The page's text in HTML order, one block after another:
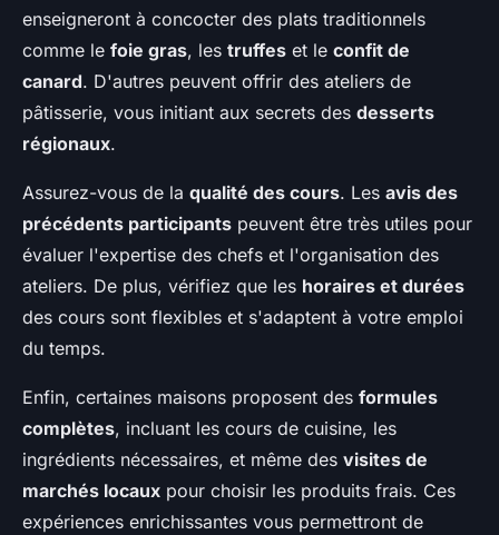
enseigneront à concocter des plats traditionnels
comme le foie gras, les truffes et le confit de
canard. D'autres peuvent offrir des ateliers de
pâtisserie, vous initiant aux secrets des desserts
régionaux.
Assurez-vous de la qualité des cours. Les avis des
précédents participants peuvent être très utiles pour
évaluer l'expertise des chefs et l'organisation des
ateliers. De plus, vérifiez que les horaires et durées
des cours sont flexibles et s'adaptent à votre emploi
du temps.
Enfin, certaines maisons proposent des formules
complètes, incluant les cours de cuisine, les
ingrédients nécessaires, et même des visites de
marchés locaux pour choisir les produits frais. Ces
expériences enrichissantes vous permettront de